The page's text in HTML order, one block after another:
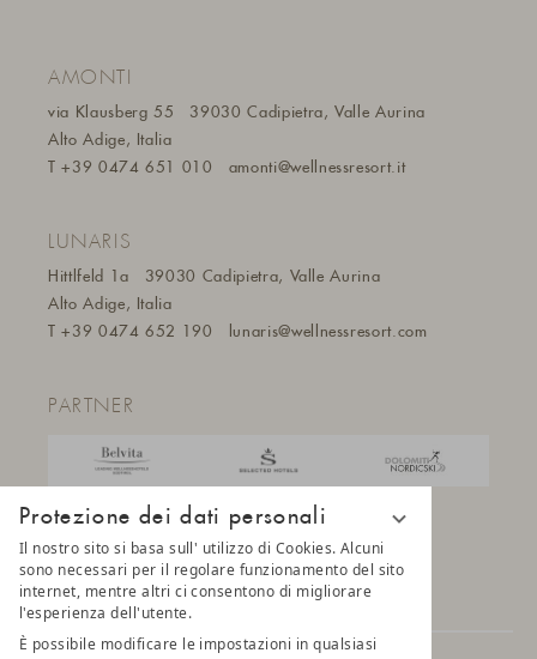
Protezione dei dati personali
Il nostro sito si basa sull' utilizzo di Cookies. Alcuni
sono necessari per il regolare funzionamento del sito
internet, mentre altri ci consentono di migliorare
l'esperienza dell'utente.
È possibile modificare le impostazioni in qualsiasi
AMONTI
via Klausberg 55
39030 Cadipietra, Valle Aurina
Alto Adige, Italia
T+39 0474 651 010 amonti@wellnessresort.it
LUNARIS
Hittlfeld 1a
39030 Cadipietra, Valle Aurina
Alto Adige, Italia
T+39 0474 652 190 lunaris@wellnessresort. com
PARTNER